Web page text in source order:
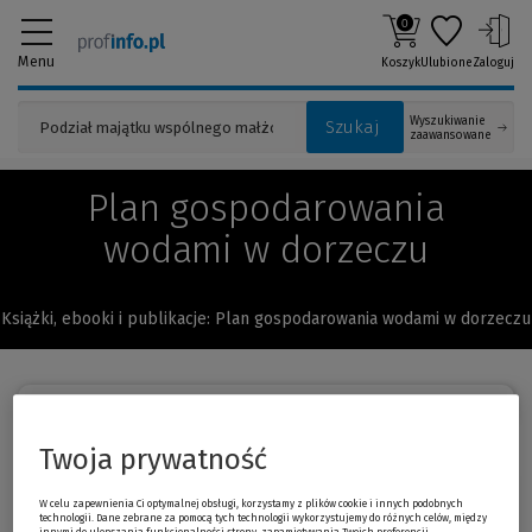
Menu
Szukaj
Wyszukiwanie
zaawansowane
0
KoszykUlubioneZaloguj
Plan gospodarowania
wodami w dorzeczu
Książki, ebooki i publikacje: Plan gospodarowania wodami w dorzeczu
wodami. Komentarz
Twoja prywatność
W celu zapewnienia Ci optymalnej obsługi, korzystamy z plików cookie i innych podobnych
technologii. Dane zebrane za pomocą tych technologii wykorzystujemy do różnych celów, między